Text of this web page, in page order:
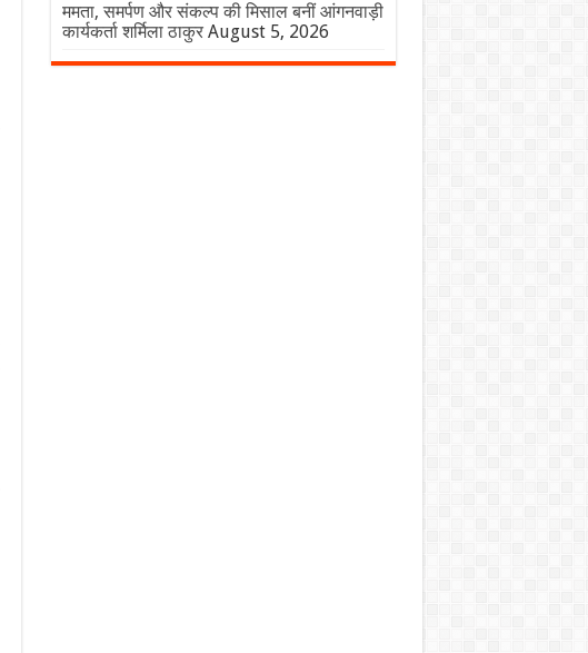
ममता, समर्पण और संकल्प की मिसाल बनीं आंगनवाड़ी
कार्यकर्ता शर्मिला ठाकुर August 5, 2026